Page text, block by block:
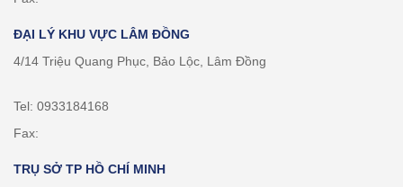
ĐẠI LÝ KHU VỰC LÂM ĐỒNG
4/14 Triệu Quang Phục, Bảo Lộc, Lâm Đồng
Tel: 0933184168
Fax:
TRỤ SỞ TP HỒ CHÍ MINH